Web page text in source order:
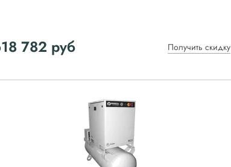
782 руб Получить скидку